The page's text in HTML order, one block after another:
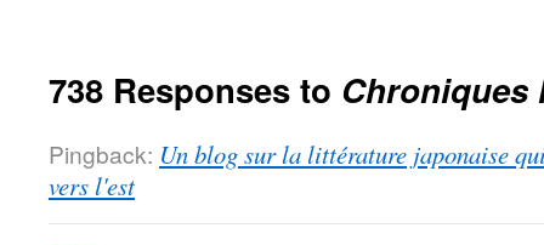
738 Responses to Chroniques
Pingback: Un blog sur la littérature japonaise
vers l'est